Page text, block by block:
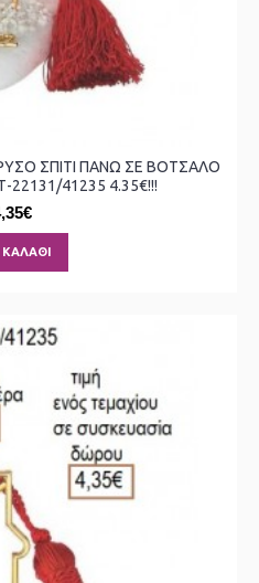
ΣΠΙΤΙ ΠΑΝΩ ΣΕ ΒΟΤΣΑΛΟ
22131/41235 4.35€!!!
ΚΑΛΆΘΙ